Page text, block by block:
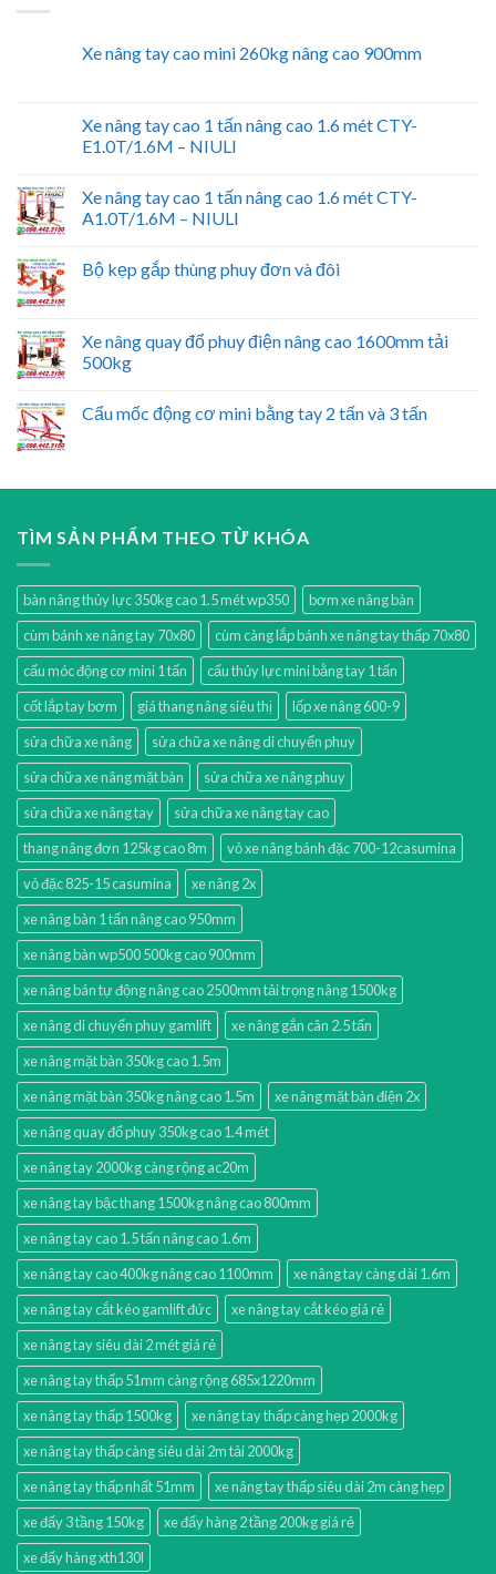
Xe nâng tay cao mini 260kg nâng cao 900mm
Xe nâng tay cao 1 tấn nâng cao 1.6 mét CTY-
E1.0T/1.6M – NIULI
Xe nâng tay cao 1 tấn nâng cao 1.6 mét CTY-
A1.0T/1.6M – NIULI
Bộ kẹp gắp thùng phuy đơn và đôi
Xe nâng quay đổ phuy điện nâng cao 1600mm tải
500kg
Cẩu mốc động cơ mini bằng tay 2 tấn và 3 tấn
TÌM SẢN PHẨM THEO TỪ KHÓA
bàn nâng thủy lực 350kg cao 1.5 mét wp350
bơm xe nâng bàn
cùm bánh xe nâng tay 70x80
cùm càng lắp bánh xe nâng tay thấp 70x80
cẩu móc động cơ mini 1 tấn
cẩu thủy lực mini bằng tay 1 tấn
cốt lắp tay bơm
giá thang nâng siêu thị
lốp xe nâng 600-9
sửa chữa xe nâng
sửa chữa xe nâng di chuyển phuy
sửa chữa xe nâng mặt bàn
sửa chữa xe nâng phuy
sửa chữa xe nâng tay
sửa chữa xe nâng tay cao
thang nâng đơn 125kg cao 8m
vỏ xe nâng bánh đặc 700-12casumina
vỏ đặc 825-15 casumina
xe nâng 2x
xe nâng bàn 1 tấn nâng cao 950mm
xe nâng bàn wp500 500kg cao 900mm
xe nâng bán tự động nâng cao 2500mm tải trọng nâng 1500kg
xe nâng di chuyển phuy gamlift
xe nâng gắn cân 2.5 tấn
xe nâng mặt bàn 350kg cao 1.5m
xe nâng mặt bàn 350kg nâng cao 1.5m
xe nâng mặt bàn điện 2x
xe nâng quay đổ phuy 350kg cao 1.4 mét
xe nâng tay 2000kg càng rộng ac20m
xe nâng tay bậc thang 1500kg nâng cao 800mm
xe nâng tay cao 1.5 tấn nâng cao 1.6m
xe nâng tay cao 400kg nâng cao 1100mm
xe nâng tay càng dài 1.6m
xe nâng tay cắt kéo gamlift đức
xe nâng tay cắt kéo giá rẻ
xe nâng tay siêu dài 2 mét giá rẻ
xe nâng tay thấp 51mm càng rộng 685x1220mm
xe nâng tay thấp 1500kg
xe nâng tay thấp càng hẹp 2000kg
xe nâng tay thấp càng siêu dài 2m tải 2000kg
xe nâng tay thấp nhất 51mm
xe nâng tay thấp siêu dài 2m càng hẹp
xe đẩy 3 tầng 150kg
xe đẩy hàng 2 tầng 200kg giá rẻ
xe đẩy hàng xth130l